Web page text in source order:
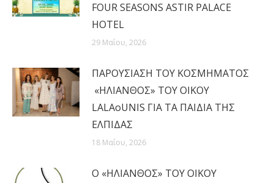
FOUR SEASONS ASTIR PALACE
HOTEL
29 Μαΐου, 2026
ΠΑΡΟΥΣΙΑΣΗ ΤΟΥ ΚΟΣΜΗΜΑΤΟΣ
«ΗΛΙΑΝΘΟΣ» ΤΟΥ ΟΙΚΟΥ
LALAoUNIS ΓΙΑ ΤΑ ΠΑΙΔΙΑ ΤΗΣ
ΕΛΠΙΔΑΣ
18 Μαΐου, 2026
Ο «ΗΛΙΑΝΘΟΣ» ΤΟΥ ΟΙΚΟΥ